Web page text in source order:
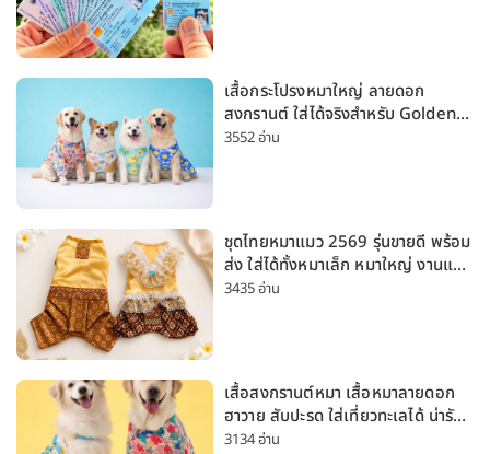
เสื้อกระโปรงหมาใหญ่ ลายดอก
สงกรานต์ ใส่ได้จริงสำหรับ Golden
Husky Labrador [อัปเดต 2026]
3552 อ่าน
ชุดไทยหมาแมว 2569 รุ่นขายดี พร้อม
ส่ง ใส่ได้ทั้งหมาเล็ก หมาใหญ่ งานแต่ง
สงกรานต์ ลอยกระทง
3435 อ่าน
เสื้อสงกรานต์หมา เสื้อหมาลายดอก
ฮาวาย สับปะรด ใส่เที่ยวทะเลได้ น่ารัก
ใส่ได้ทั้งหมาเล็กและหมาใหญ่
3134 อ่าน